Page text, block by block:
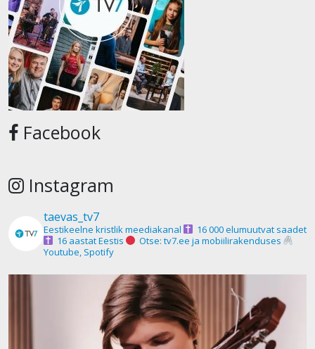
Facebook
Instagram
taevas_tv7
Eestikeelne kristlik meediakanal
16 000 elumuutvat saadet
16 aastat Eestis
Otse: tv7.ee ja mobiilirakenduses
Youtube, Spotify